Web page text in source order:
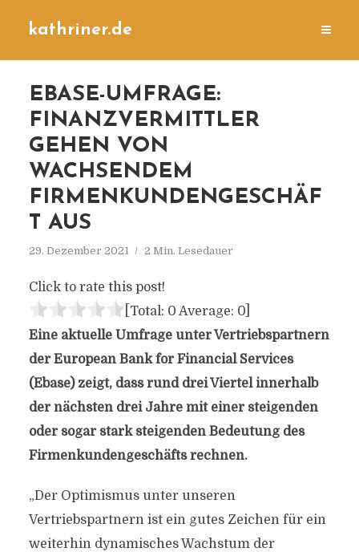
kathriner.de
EBASE-UMFRAGE:
FINANZVERMITTLER
GEHEN VON
WACHSENDEM
FIRMENKUNDENGESCHÄF
T AUS
29. Dezember 2021 2 Min. Lesedauer
Click to rate this post!
[Total: 0 Average: 0]
Eine aktuelle Umfrage unter Vertriebspartnern
der European Bank for Financial Services
(Ebase) zeigt, dass rund drei Viertel innerhalb
der nächsten drei Jahre mit einer steigenden
oder sogar stark steigenden Bedeutung des
Firmenkundengeschäfts rechnen.
„Der Optimismus unter unseren
Vertriebspartnern ist ein gutes Zeichen für ein
weiterhin dynamisches Wachstum der